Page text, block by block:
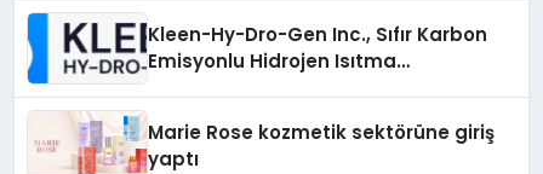
Kleen-Hy-Dro-Gen Inc., Sıfır Karbon
Emisyonlu Hidrojen Isıtma
Marie Rose kozmetik sektörüne giriş
yaptı